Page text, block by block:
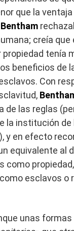
que la
Bentham
creía que
propiedad tenía
beneficios de
Con
de las reglas
la institución de
y en efecto
equivalente al
como
esclavos o
unas